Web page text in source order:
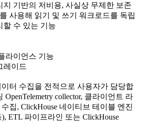
지 기반의 저비용, 사실상 무제한 보존
를 사용해 읽기 및 쓰기 워크로드를 독립
할 수 있는 기능
라이언스 기능
레이드
터 수집을 전적으로 사용자가 담당합
OpenTelemetry collector, 클라이언트 라
집, ClickHouse 네이티브 테이블 엔진
ETL 파이프라인 또는 ClickHouse